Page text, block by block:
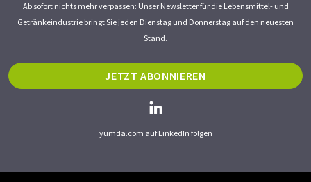
Ab sofort nichts mehr verpassen: Unser Newsletter für die Lebensmittel- und
Getränkeindustrie bringt Sie jeden Dienstag und Donnerstag auf den neuesten
Stand.
JETZT ABONNIEREN
yumda.com auf LinkedIn folgen